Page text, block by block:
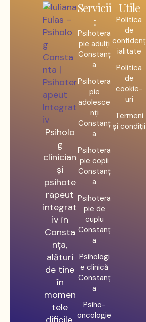
Psiholo
g
clinician
și
psihote
rapeut
integrat
iv în
Consta
nța,
alături
de tine
în
momen
tele
Servicii
:
Psihotera
pie adulți
Constanț
a
Psihotera
pie
adolesce
nți
Constanț
a
Psihotera
pie copii
Constanț
a
Psihotera
pie de
cuplu
Constanț
a
Psihologi
e clinică
Constanț
a
Psiho-
oncologie
Utile
Politica
de
confidenț
ialitate
Politica
de
cookie-
uri
Termeni
și condiții